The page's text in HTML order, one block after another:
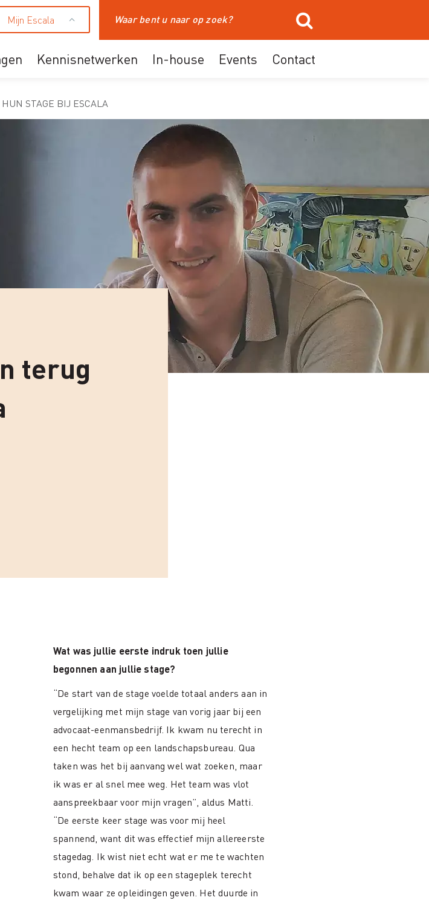
Mijn Escala Zoeken
Kennisnetwerken In-house Events Contact
STAGE BIJ ESCALA
terug
Wat was jullie eerste indruk toen jullie
begonnen aan jullie stage?
“De start van de stage voelde totaal anders aan in
vergelijking met mijn stage van vorig jaar bij een
advocaat-eenmansbedrijf. Ik kwam nu terecht in
een hecht team op een landschapsbureau. Qua
taken was het bij aanvang wel wat zoeken, maar
ik was er al snel mee weg. Het team was vlot
aanspreekbaar voor mijn vragen”, aldus Matti.
“De eerste keer stage was voor mij heel
spannend, want dit was effectief mijn allereerste
stagedag. Ik wist niet echt wat er me te wachten
stond, behalve dat ik op een stageplek terecht
kwam waar ze opleidingen geven. Het duurde in